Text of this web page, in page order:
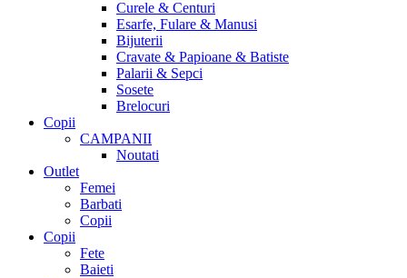
Curele & Centuri
Esarfe, Fulare & Manusi
Bijuterii
Cravate & Papioane & Batiste
Palarii & Sepci
Sosete
Brelocuri
Copii
CAMPANII
Noutati
Outlet
Femei
Barbati
Copii
Copii
Fete
Baieti